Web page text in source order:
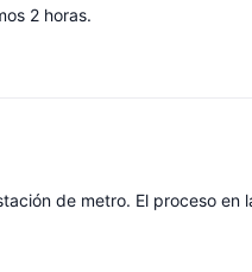
2 horas.
de metro. El proceso